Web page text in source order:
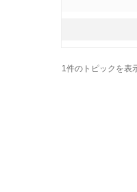
1件のトピックを表